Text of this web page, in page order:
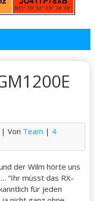
| Von Team | 4
der Wilm hörte uns
“Ihr müsst das RX-
für jeden